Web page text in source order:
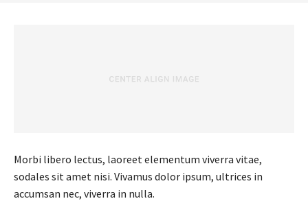
Morbi libero lectus, laoreet elementum viverra vitae,
sodales sit amet nisi. Vivamus dolor ipsum, ultrices in
accumsan nec, viverra in nulla.